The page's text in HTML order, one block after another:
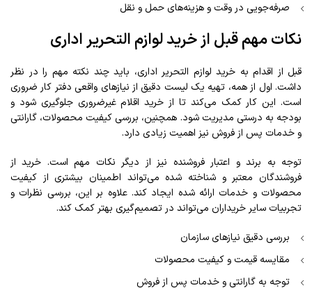
صرفه‌جویی در وقت و هزینه‌های حمل و نقل
نکات مهم قبل از خرید لوازم التحریر اداری
قبل از اقدام به خرید لوازم التحریر اداری، باید چند نکته مهم را در نظر
داشت. اول از همه، تهیه یک لیست دقیق از نیازهای واقعی دفتر کار ضروری
است. این کار کمک می‌کند تا از خرید اقلام غیرضروری جلوگیری شود و
بودجه به درستی مدیریت شود. همچنین، بررسی کیفیت محصولات، گارانتی
و خدمات پس از فروش نیز اهمیت زیادی دارد.
توجه به برند و اعتبار فروشنده نیز از دیگر نکات مهم است. خرید از
فروشندگان معتبر و شناخته شده می‌تواند اطمینان بیشتری از کیفیت
محصولات و خدمات ارائه شده ایجاد کند. علاوه بر این، بررسی نظرات و
تجربیات سایر خریداران می‌تواند در تصمیم‌گیری بهتر کمک کند.
بررسی دقیق نیازهای سازمان
مقایسه قیمت و کیفیت محصولات
توجه به گارانتی و خدمات پس از فروش